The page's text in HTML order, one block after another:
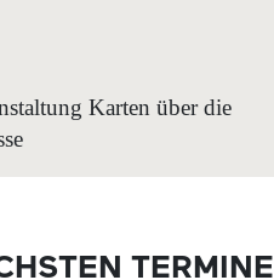
Karten über die
TERMINE